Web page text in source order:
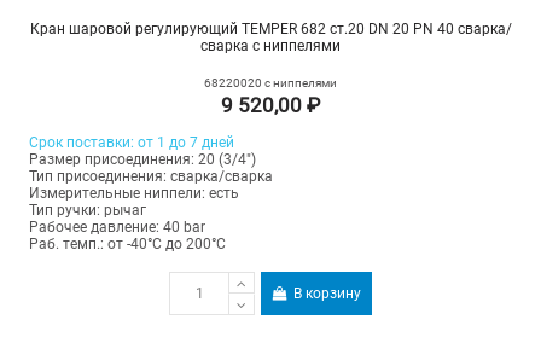
Кран шаровой регулирующий TEMPER 682 ст.20 DN 20 PN 40 сварка/
сварка с ниппелями
68220020 с ниппелями
9 520,00 ₽
Срок поставки: от 1 до 7 дней
Размер присоединения: 20 (3/4")
Тип присоединения: сварка/сварка
Измерительные ниппели: есть
Тип ручки: рычаг
Рабочее давление: 40 bar
Раб. темп.: от -40°C до 200°C
В корзину